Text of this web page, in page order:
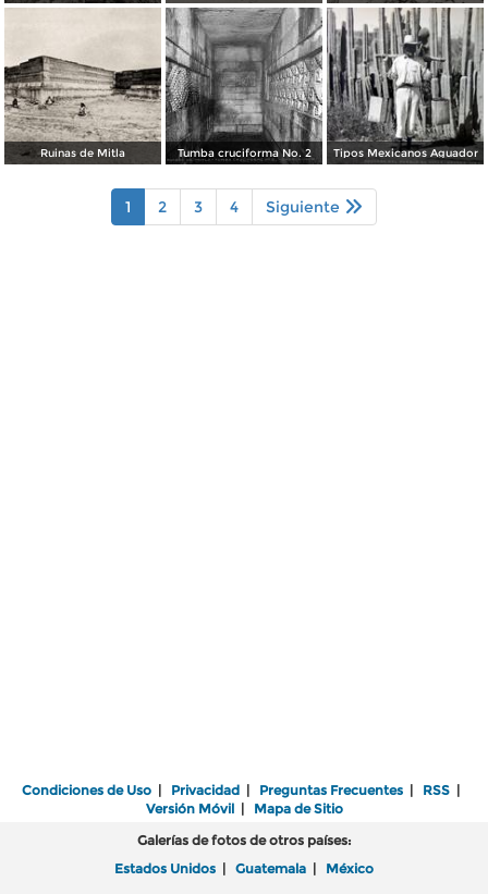
Ruinas de Mitla Tumba cruciforma No. 2 Tipos Mexicanos Aguador
1 2 3 4 Siguiente
Condiciones de Uso | Privacidad | Preguntas Frecuentes | RSS |
Versión Móvil| Mapa de Sitio
Galerías de fotos de otros países:
Estados Unidos | Guatemala | México